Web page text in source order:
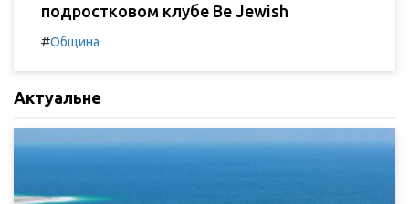
подростковом клубе Be Jewish
#Община
Актуальне